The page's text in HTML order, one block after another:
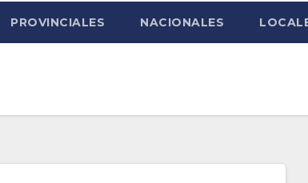
PROVINCIALES NACIONALES